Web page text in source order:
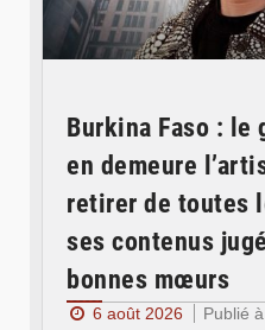
Burkina Faso : le
en demeure
retirer de toutes
ses contenus
bonnes mœurs
6 août 2026
Publié